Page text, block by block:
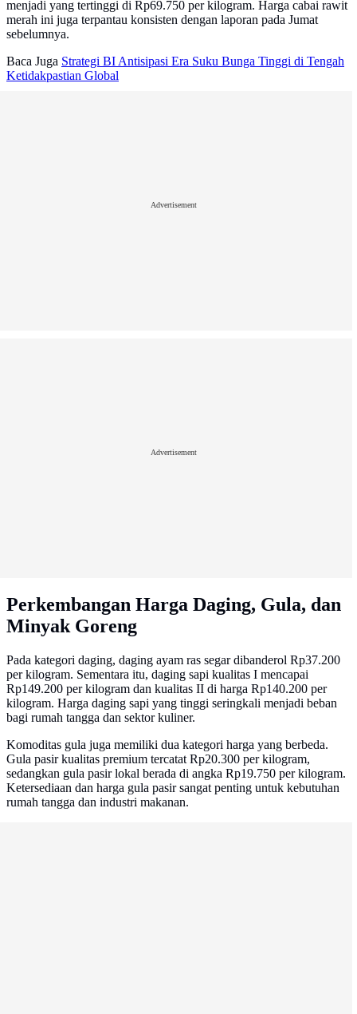
menjadi yang tertinggi di Rp69.750 per kilogram. Harga cabai rawit
merah ini juga terpantau konsisten dengan laporan pada Jumat
sebelumnya.
Baca Juga Strategi BI Antisipasi Era Suku Bunga Tinggi di Tengah
Ketidakpastian Global
Advertisement
Advertisement
Perkembangan Harga Daging, Gula, dan
Minyak Goreng
Pada kategori daging, daging ayam ras segar dibanderol Rp37.200
per kilogram. Sementara itu, daging sapi kualitas I mencapai
Rp149.200 per kilogram dan kualitas II di harga Rp140.200 per
kilogram. Harga daging sapi yang tinggi seringkali menjadi beban
bagi rumah tangga dan sektor kuliner.
Komoditas gula juga memiliki dua kategori harga yang berbeda.
Gula pasir kualitas premium tercatat Rp20.300 per kilogram,
sedangkan gula pasir lokal berada di angka Rp19.750 per kilogram.
Ketersediaan dan harga gula pasir sangat penting untuk kebutuhan
rumah tangga dan industri makanan.